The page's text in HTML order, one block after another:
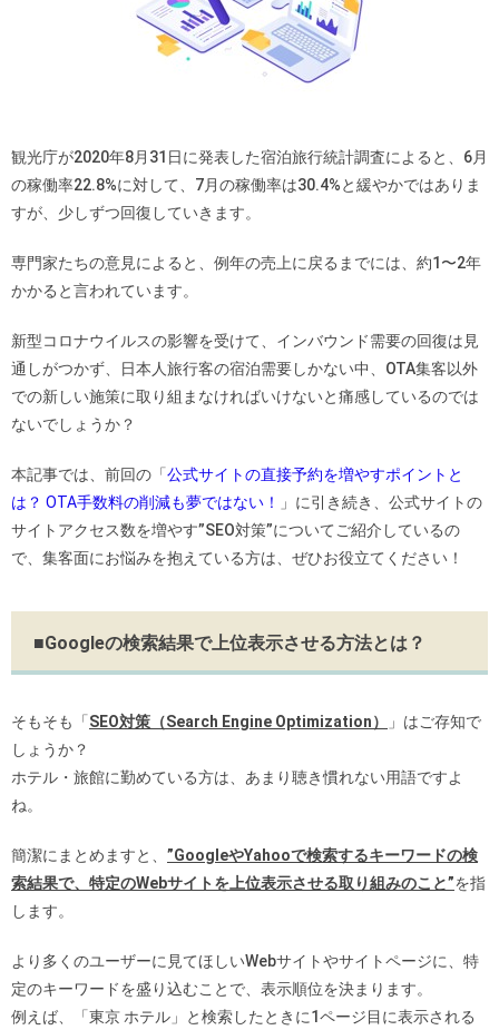
観光庁が2020年8月31日に発表した宿泊旅行統計調査によると、6月
の稼働率22.8%に対して、7月の稼働率は30.4%と緩やかではありま
すが、少しずつ回復していきます。
専門家たちの意見によると、例年の売上に戻るまでには、約1〜2年
かかると言われています。
新型コロナウイルスの影響を受けて、インバウンド需要の回復は見
通しがつかず、日本人旅行客の宿泊需要しかない中、OTA集客以外
での新しい施策に取り組まなければいけないと痛感しているのでは
ないでしょうか？
本記事では、前回の「公式サイトの直接予約を増やすポイントと
は？ OTA手数料の削減も夢ではない！
」に引き続き、公式サイトの
サイトアクセス数を増やす”SEO対策”についてご紹介しているの
で、集客面にお悩みを抱えている方は、ぜひお役立てください！
■Googleの検索結果で上位表示させる方法とは？
そもそも「SEO対策（Search Engine Optimization）
」はご存知で
しょうか？
ホテル・旅館に勤めている方は、あまり聴き慣れない用語ですよ
ね。
簡潔にまとめますと、 ”GoogleやYahooで検索するキーワードの検
索結果で、特定のWebサイトを上位表示させる取り組みのこと”を指
します。
より多くのユーザーに見てほしいWebサイトやサイトページに、特
定のキーワードを盛り込むことで、表示順位を決まります。
例えば、「東京 ホテル」と検索したときに1ページ目に表示される